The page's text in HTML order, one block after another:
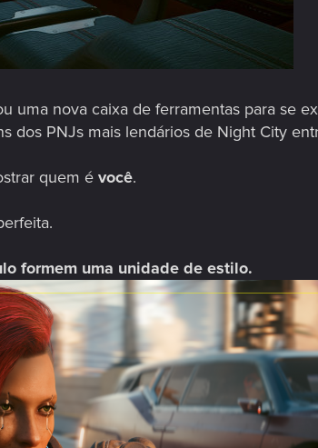
uma nova caixa de ferramentas para se
dos PNJs mais lendários de Night City
quem é você.
formem uma unidade de estilo.